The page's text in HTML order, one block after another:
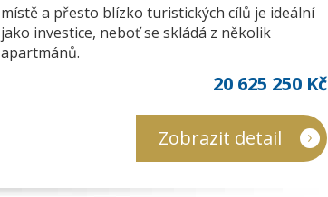
místě a přesto blízko turistických cílů je ideální
jako investice, neboť se skládá z několik
apartmánů.
20 625 250 Kč
Zobrazit detail